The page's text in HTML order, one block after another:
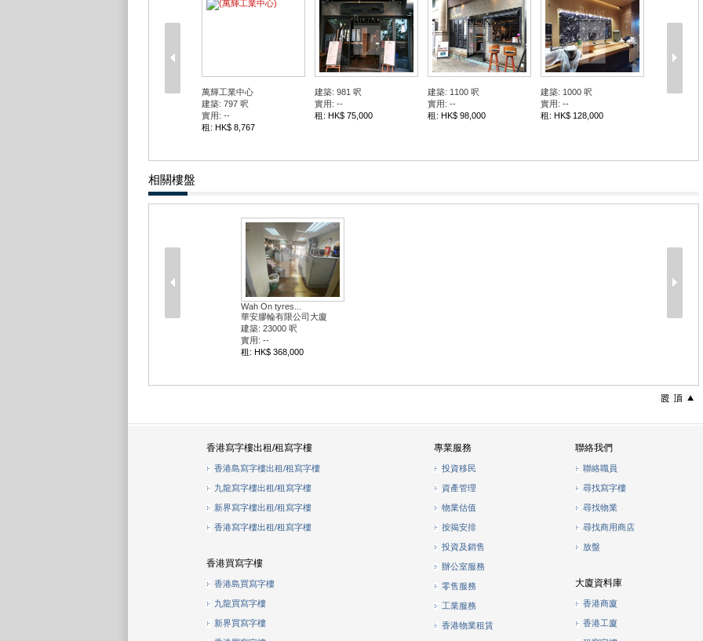
萬輝工業中心
建築: 797 呎
實用: --
租: HK$ 8,767
建築: 981 呎
實用: --
租: HK$ 75,000
建築: 1100 呎
實用: --
租: HK$ 98,000
建築: 1000 呎
實用: --
租: HK$ 128,000
相關樓盤
Wah On tyres...
華安膠輪有限公司大廈
建築: 23000 呎
實用: --
租: HK$ 368,000
香港寫字樓出租/租寫字樓
香港島寫字樓出租/租寫字樓
九龍寫字樓出租/租寫字樓
新界寫字樓出租/租寫字樓
香港寫字樓出租/租寫字樓
香港買寫字樓
香港島買寫字樓
九龍買寫字樓
新界買寫字樓
專業服務
投資移民
資產管理
物業估值
按揭安排
投資及銷售
辦公室服務
零售服務
工業服務
香港物業租賃
聯絡我們
聯絡職員
尋找寫字樓
尋找物業
尋找商用商店
放盤
大廈資料庫
香港商廈
香港工廈